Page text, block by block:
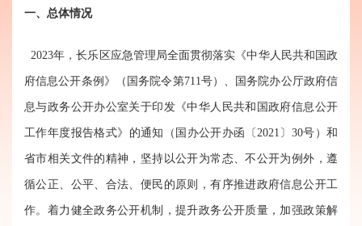
一、 总体情况
2023年，长乐区应急管理局全面贯彻落实《中华人民共和国政
府信息公开条例》（国务院令第711号）、国务院办公厅政府信
息与政务公开办公室关于印发《中华人民共和国政府信息公开
工作年度报告格式》的通知（国办公开办函〔2021〕30号）和
省市相关文件的精神，坚持以公开为常态、不公开为例外，遵
循公正、公平、合法、便民的原则，有序推进政府信息公开工
作。着力健全政务公开机制，提升政务公开质量，加强政策解